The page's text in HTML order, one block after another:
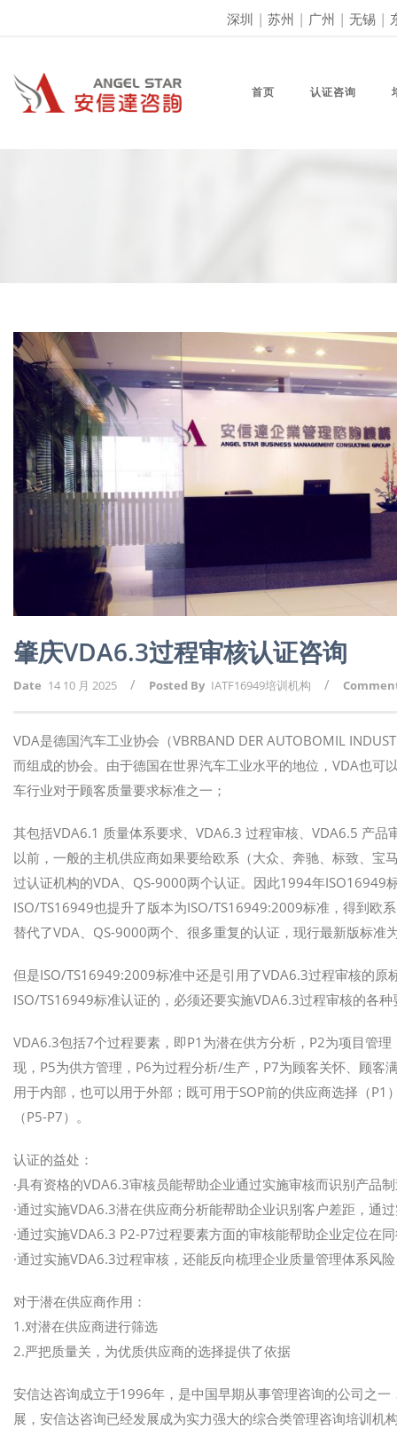
深圳 | 苏州 | 广州 | 无锡 |
首页 认证咨询
肇庆VDA6.3过程审核认证咨询
Date 14 10 月 2025 / Posted By IATF16949培训机构 /
VDA是德国汽车工业协会（VBRBAND DER AUTOBOMIL
而组成的协会。由于德国在世界汽车工业水平的地位，VDA也
车行业对于顾客质量要求标准之一；
其包括VDA6.1 质量体系要求、VDA6.3 过程审核、VDA6.5 产
以前，一般的主机供应商如果要给欧系（大众、奔驰、标致、宝
过认证机构的VDA、QS-9000两个认证。因此1994年
ISO/TS16949也提升了版本为ISO/TS16949:2009标准，得到欧
替代了VDA、QS-9000两个、很多重复的认证，现行最新版标准
但是ISO/TS16949:2009标准中还是引用了VDA6.3过程审核的
ISO/TS16949标准认证的，必须还要实施VDA6.3过程审核的各
VDA6.3包括7个过程要素，即P1为潜在供方分析，P2为项目管
现，P5为供方管理，P6为过程分析/生产，P7为顾客关怀、顾客
用于内部，也可以用于外部；既可用于SOP前的供应商选择（
（P5-P7）。
认证的益处：
·具有资格的VDA6.3审核员能帮助企业通过实施审核而识别产品
·通过实施VDA6.3潜在供应商分析能帮助企业识别客户差距，通
·通过实施VDA6.3 P2-P7过程要素方面的审核能帮助企业定位在
·通过实施VDA6.3过程审核，还能反向梳理企业质量管理体系风
对于潜在供应商作用：
1.对潜在供应商进行筛选
2.严把质量关，为优质供应商的选择提供了依据
安信达咨询成立于1996年，是中国早期从事管理咨询的公司之
展，安信达咨询已经发展成为实力强大的综合类管理咨询培训机